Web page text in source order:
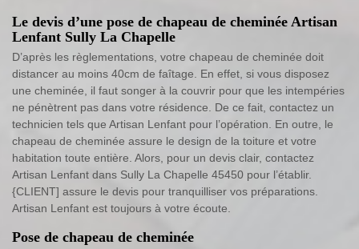
Le devis d’une pose de chapeau de cheminée Artisan
Lenfant Sully La Chapelle
D’après les règlementations, votre chapeau de cheminée doit
distancer au moins 40cm de faîtage. En effet, si vous disposez
une cheminée, il faut songer à la couvrir pour que les intempéries
ne pénètrent pas dans votre résidence. De ce fait, contactez un
technicien tels que Artisan Lenfant pour l’opération. En outre, le
chapeau de cheminée assure le design de la toiture et votre
habitation toute entière. Alors, pour un devis clair, contactez
Artisan Lenfant dans Sully La Chapelle 45450 pour l’établir.
{CLIENT] assure le devis pour tranquilliser vos préparations.
Artisan Lenfant est toujours à votre écoute.
Pose de chapeau de cheminée